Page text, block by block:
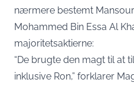
nærmere bestemt
Mohammed Bin Essa Al
majoritetsaktierne:
“De brugte den magt til at
inklusive Ron,” forklarer